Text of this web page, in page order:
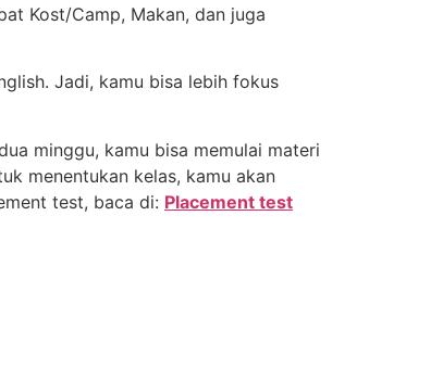
Kost/Camp, Makan, dan juga
Jadi, kamu bisa lebih fokus
minggu, kamu bisa memulai materi
menentukan kelas, kamu akan
test, baca di: Placement test